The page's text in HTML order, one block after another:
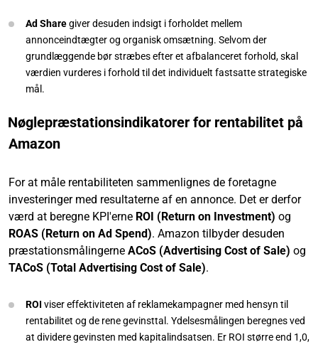
Ad Sharegiver desuden indsigt i forholdet mellem
annonceindtægter og organisk omsætning. Selvom der
grundlæggende bør stræbes efter et afbalanceret forhold, skal
værdien vurderes i forhold til det individuelt fastsatte strategiske
mål.
Nøglepræstationsindikatorer for rentabilitet på
Amazon
For at måle rentabiliteten sammenlignes de foretagne
investeringer med resultaterne af en annonce. Det er derfor
værd at beregne KPI'erne ROI (Return on Investment) og
ROAS (Return on Ad Spend). Amazon tilbyder desuden
præstationsmålingerne ACoS (Advertising Cost of Sale) og
TACoS (Total Advertising Cost of Sale).
ROI viser effektiviteten af reklamekampagner med hensyn til
rentabilitet og de rene gevinsttal. Ydelsesmålingen beregnes ved
at dividere gevinsten med kapitalindsatsen. Er ROI større end 1,0,